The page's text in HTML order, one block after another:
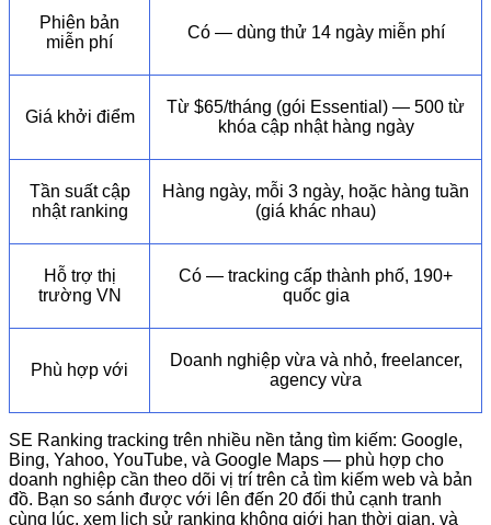
Phiên bản
miễn phí
Có — dùng thử 14 ngày miễn phí
Giá khởi điểm
Từ $65/tháng (gói Essential) — 500 từ
khóa cập nhật hàng ngày
Tần suất cập
nhật ranking
Hàng ngày, mỗi 3 ngày, hoặc hàng tuần
(giá khác nhau)
Hỗ trợ thị
trường VN
Có — tracking cấp thành phố, 190+
quốc gia
Phù hợp với
Doanh nghiệp vừa và nhỏ, freelancer,
agency vừa
SE Ranking tracking trên nhiều nền tảng tìm kiếm: Google,
Bing, Yahoo, YouTube, và Google Maps — phù hợp cho
doanh nghiệp cần theo dõi vị trí trên cả tìm kiếm web và bản
đồ. Bạn so sánh được với lên đến 20 đối thủ cạnh tranh
cùng lúc, xem lịch sử ranking không giới hạn thời gian, và